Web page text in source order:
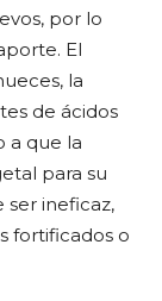
por lo
El
la
de ácidos
a que la
para su
ser ineficaz,
fortificados o